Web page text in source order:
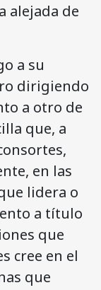
alejada de
a su
dirigiendo
a otro de
que, a
en las
lidera o
a título
que
cree en el
que